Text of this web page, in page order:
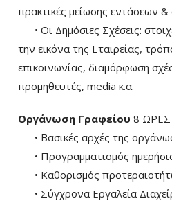
πρακτικές μείωσης εντάσεων
• Οι Δημόσιες Σχέσεις:
την εικόνα της Εταιρείας,
επικοινωνίας, διαμόρφωση
προμηθευτές, media κ.α.
Οργάνωση Γραφείου 8 ΩΡΕΣ
• Βασικές αρχές της
• Προγραμματισμός
• Καθορισμός
• Σύγχρονα Εργαλεία